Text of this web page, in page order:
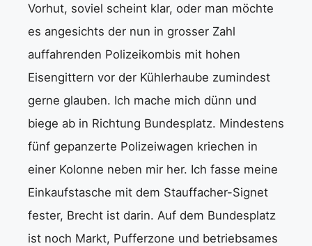
Vorhut, soviel scheint klar, oder man möchte
es angesichts der nun in grosser Zahl
auffahrenden Polizeikombis mit hohen
Eisengittern vor der Kühlerhaube zumindest
gerne glauben. Ich mache mich dünn und
biege ab in Richtung Bundesplatz. Mindestens
fünf gepanzerte Polizeiwagen kriechen in
einer Kolonne neben mir her. Ich fasse meine
Einkaufstasche mit dem Stauffacher-Signet
fester, Brecht ist darin. Auf dem Bundesplatz
ist noch Markt, Pufferzone und betriebsames